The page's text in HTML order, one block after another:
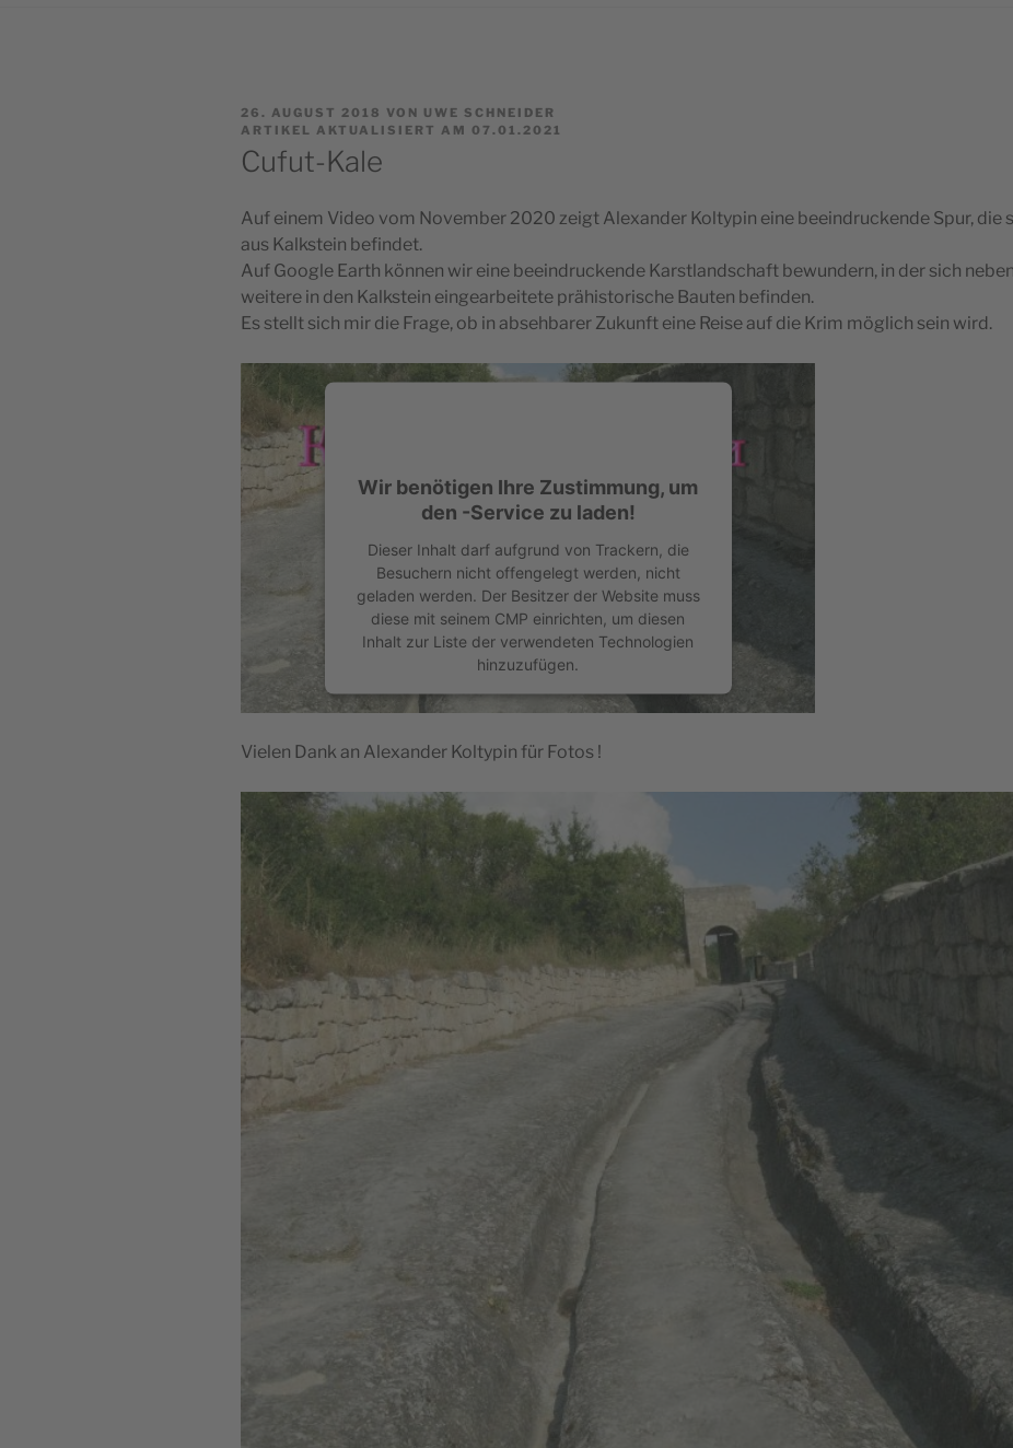
VERÖFFENTLICHT
AM
26. AUGUST 2018 VON UWE SCHNEIDER
ARTIKEL AKTUALISIERT AM 07.01.2021
Cufut-Kale
Auf einem Video vom November 2020 zeigt Alexander Koltypin eine beeindruckende Spur, die
aus Kalkstein befindet.
Auf Google Earth können wir eine beeindruckende Karstlandschaft bewundern, in der sich
weitere in den Kalkstein eingearbeitete prähistorische Bauten befinden.
Es stellt sich mir die Frage, ob in absehbarer Zukunft eine Reise auf die Krim möglich sein wird.
Wir benötigen Ihre Zustimmung, um
den -Service zu laden!
Dieser Inhalt darf aufgrund von Trackern, die
Besuchern nicht offengelegt werden, nicht
geladen werden. Der Besitzer der Website muss
diese mit seinem CMP einrichten, um diesen
Inhalt zur Liste der verwendeten Technologien
hinzuzufügen.
powered byUsercentrics Consent Management
Vielen Dank an Alexander Koltypin für Fotos !